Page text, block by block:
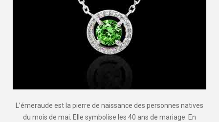
L’émeraude est la pierre de naissance des personnes natives
du mois de mai. Elle symbolise les 40 ans de mariage. En